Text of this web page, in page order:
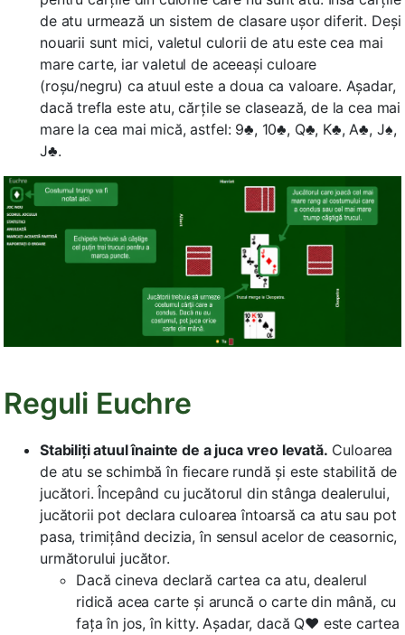
de atu urmează un sistem de clasare ușor diferit. Deși
nouarii sunt mici, valetul culorii de atu este cea mai
mare carte, iar valetul de aceeași culoare
(roșu/negru) ca atuul este a doua ca valoare. Așadar,
dacă trefla este atu, cărțile se clasează, de la cea mai
mare la cea mai mică, astfel: 9♣, 10♣, Q♣, K♣, A♣, J♠,
J♣.
Reguli Euchre
Stabiliți atuul înainte de a juca vreo levată. Culoarea
de atu se schimbă în fiecare rundă și este stabilită de
jucători. Începând cu jucătorul din stânga dealerului,
jucătorii pot declara culoarea întoarsă ca atu sau pot
pasa, trimițând decizia, în sensul acelor de ceasornic,
următorului jucător.
Dacă cineva declară cartea ca atu, dealerul
ridică acea carte și aruncă o carte din mână, cu
fața în jos, în kitty. Așadar, dacă Q♥ este cartea